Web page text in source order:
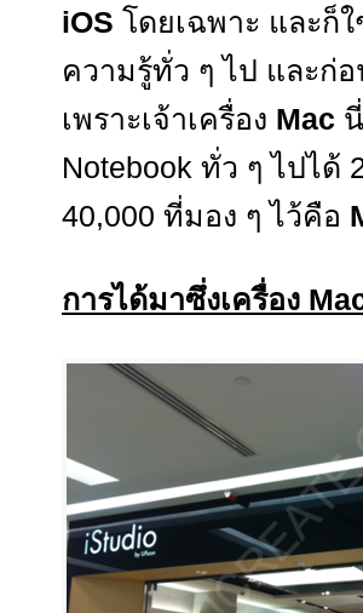
iOS โดยเฉพาะ และก็
ความรู้ทั่ว ๆ ไป และก่
เพราะเจ้าเครื่อง Mac
Notebook ทั่ว ๆ ไปได้
40,000 ที่มอง ๆ ไว้คือ
การได้มาซึ่งเครื่อง